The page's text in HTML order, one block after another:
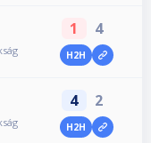
1 4
H2H
4 2
H2H